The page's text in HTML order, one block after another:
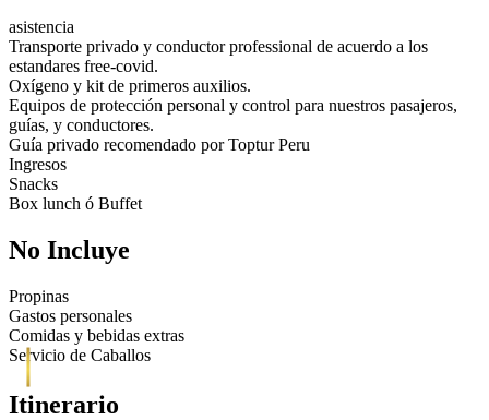
asistencia
Transporte privado y conductor professional de acuerdo a los
estandares free-covid.
Oxígeno y kit de primeros auxilios.
Equipos de protección personal y control para nuestros pasajeros,
guías, y conductores.
Guía privado recomendado por Toptur Peru
Ingresos
Snacks
Box lunch ó Buffet
No Incluye
Propinas
Gastos personales
Comidas y bebidas extras
Servicio de Caballos
Itinerario